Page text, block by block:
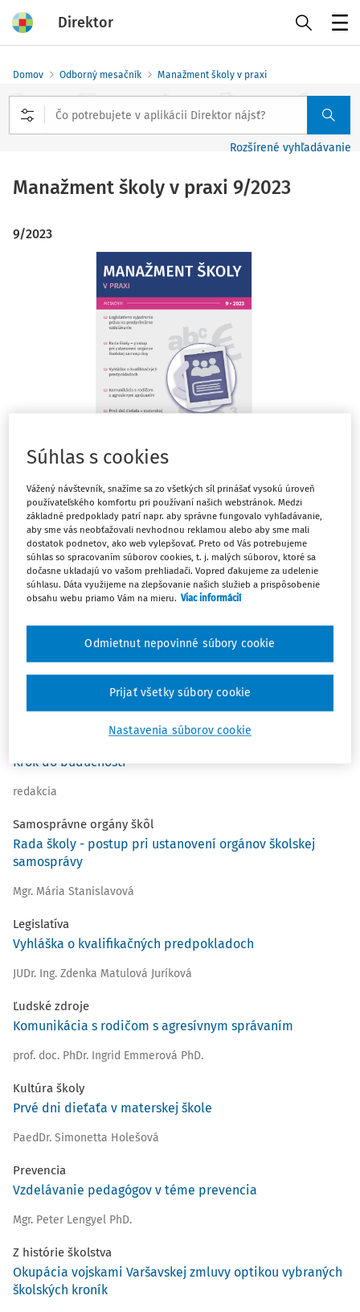
Direktor
Domov Odborný mesačník Manažment školy v praxi
Rozšírené vyhľadávanie
Manažment školy v praxi 9/2023
9/2023
Téma mesiaca
Legislatívne vyjadrenie práva na predprimárne
vzdelávanie
JUDr. Matej Drotár
V súvislosti s plnením cieľov Plánu obnovy a odolnosti
práva na predprimárne vzdelávanie. V tomto príspevku
venujeme pozornosť legislatívnemu vyjadreniu práva na
predprimárne vzdelávanie, podmienkam jeho realizácie
a ďalším súvisiacim otázkam.
Krok do budúcnosti
redakcia
Samosprávne orgány škôl
Rada školy - postup pri ustanovení orgánov školskej
samosprávy
Mgr. Mária Stanislavová
Legislatíva
Vyhláška o kvalifikačných predpokladoch
JUDr. Ing. Zdenka Matulová Juríková
Ľudské zdroje
Komunikácia s rodičom s agresívnym správaním
prof. doc. PhDr. Ingrid Emmerová PhD.
Kultúra školy
Prvé dni dieťaťa v materskej škole
PaedDr. Simonetta Holešová
Prevencia
Vzdelávanie pedagógov v téme prevencia
Mgr. Peter Lengyel PhD.
Z histórie školstva
Okupácia vojskami Varšavskej zmluvy optikou vybraných
školských kroník
Súhlas s cookies
Vážený návštevník, snažíme sa zo všetkých síl prinášať vysokú úroveň
používateľského komfortu pri používaní našich webstránok. Medzi
základné predpoklady patrí napr. aby správne fungovalo vyhľadávanie,
aby sme vás neobťažovali nevhodnou reklamou alebo aby sme mali
dostatok podnetov, ako web vylepšovať. Preto od Vás potrebujeme
súhlas so spracovaním súborov cookies, t. j. malých súborov, ktoré sa
dočasne ukladajú vo vašom prehliadači. Vopred ďakujeme za udelenie
súhlasu. Dáta využijeme na zlepšovanie našich služieb a prispôsobenie
obsahu webu priamo Vám na mieru. Viac informácií
Nastavenia súborov cookie
Odmietnut nepovinné súbory cookie
Prijať všetky súbory cookie